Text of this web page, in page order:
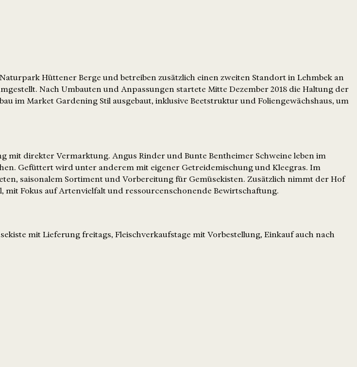
Hüttener Berge und betreiben zusätzlich einen zweiten Standort in Lehmbek an
Nach Umbauten und Anpassungen startete Mitte Dezember 2018 die Haltung der
im Market Gardening Stil ausgebaut, inklusive Beetstruktur und Foliengewächshaus, um
mit direkter Vermarktung. Angus Rinder und Bunte Bentheimer Schweine leben im
Gefüttert wird unter anderem mit eigener Getreidemischung und Kleegras. Im
saisonalem Sortiment und Vorbereitung für Gemüsekisten. Zusätzlich nimmt der Hof
Fokus auf Artenvielfalt und ressourcenschonende Bewirtschaftung.
mit Lieferung freitags, Fleischverkaufstage mit Vorbestellung, Einkauf auch nach